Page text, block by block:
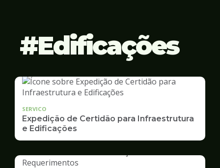
Edificações
SERVICO
Expedição de Certidão para Infraestrutura
e Edificações